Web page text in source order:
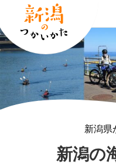
新潟県
新潟の